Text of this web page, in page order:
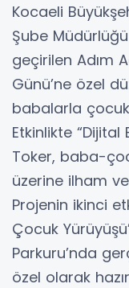
Kocaeli
Şube
geçirilen Adım
Günü’ne özel
babalarla
Etkinlikte
Toker, baba-
üzerine ilham
Projenin ikinci
Çocuk
Parkuru’nda
özel olarak